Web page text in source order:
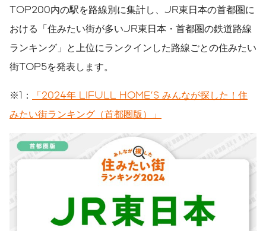
TOP200内の駅を路線別に集計し、JR東日本の首都圏に
おける「住みたい街が多いJR東日本・首都圏の鉄道路線
ランキング」と上位にランクインした路線ごとの住みたい
街TOP5を発表します。
※1：
「2024年 LIFULL HOME'S みんなが探した！住
みたい街ランキング（首都圏版）」